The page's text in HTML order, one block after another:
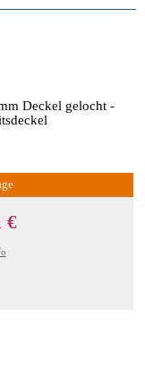
Deckel gelocht -
€